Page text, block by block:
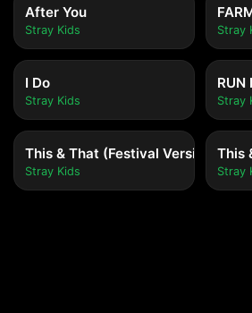
After You
Stray Kids Stray
I Do
Stray Kids
RUN
Stray
This & That (Festival Version)
Stray Kids
This
Stray